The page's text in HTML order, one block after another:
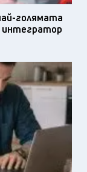
голямата
интегратор